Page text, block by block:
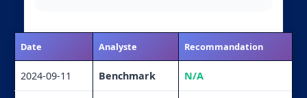
Date Analyste Recommandation
2024-09-11 Benchmark N/A